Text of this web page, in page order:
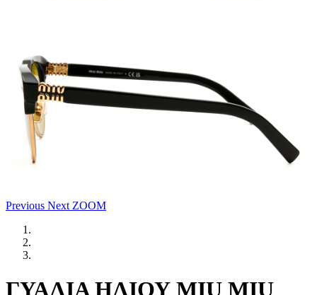
Previous Next ZOOM
ΓΥΑΛΙΑ ΗΛΙΟΥ MIU MIU